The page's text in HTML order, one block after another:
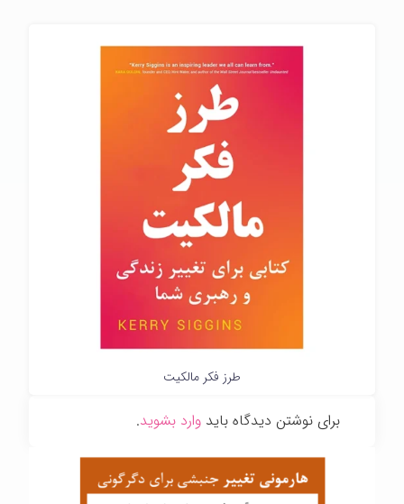
طرز فکر مالکیت
برای نوشتن دیدگاه باید وارد بشوید.